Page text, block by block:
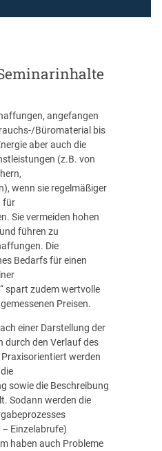
angefangen
Büromaterial bis
aber auch die
(z.B. von
wenn sie regelmäßiger
für
Sie vermeiden hohen
führen zu
Die
Bedarfs für einen
spart zudem wertvolle
Preisen.
einer Darstellung der
durch den Verlauf des
werden
sowie die Beschreibung
Sodann werden die
Einzelabrufe)
haben auch Probleme